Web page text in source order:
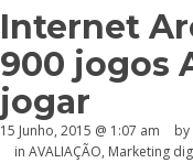
Internet
900 jogos
jogar
15 Junho, 2015 @ 1:07 am by
in AVALIAÇÃO, Marketing